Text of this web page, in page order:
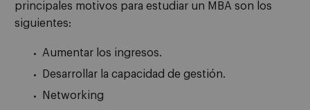
principales motivos para estudiar un MBA son los
siguientes:
Aumentar los ingresos.
Desarrollar la capacidad de gestión.
Networking